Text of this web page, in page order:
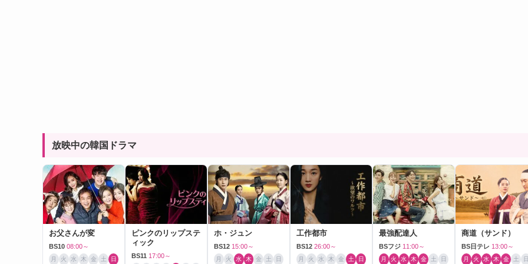
放映中の韓国ドラマ
お父さんが変
BS10 08:00～
月 火 水 木 金 土 日
ピンクのリップステ
ィック
BS11 17:00～
ホ・ジュン
BS12 15:00～
月 火 水 木 金 土 日
工作都市
BS12 26:00～
月 火 水 木 金 土 日
最強配達人
BSフジ 11:00～
月 火 水 木 金 土 日
商道（サンド）
BS日テレ 13:00～
月 火 水 木 金 土